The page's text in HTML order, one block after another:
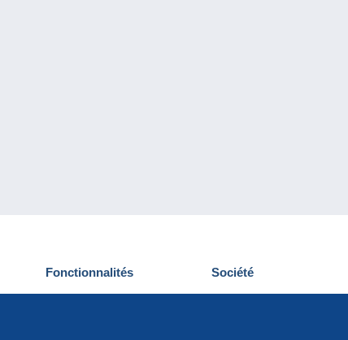
Fonctionnalités
Nouveautés
Société
Qui sommes-nous